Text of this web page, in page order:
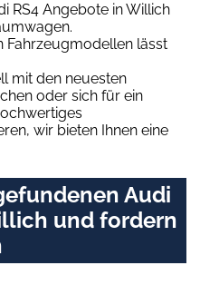
RS4 Angebote in Willich
Fahrzeugmodellen lässt
mit den neuesten
oder sich für ein
wir bieten Ihnen eine
Audi
und fordern